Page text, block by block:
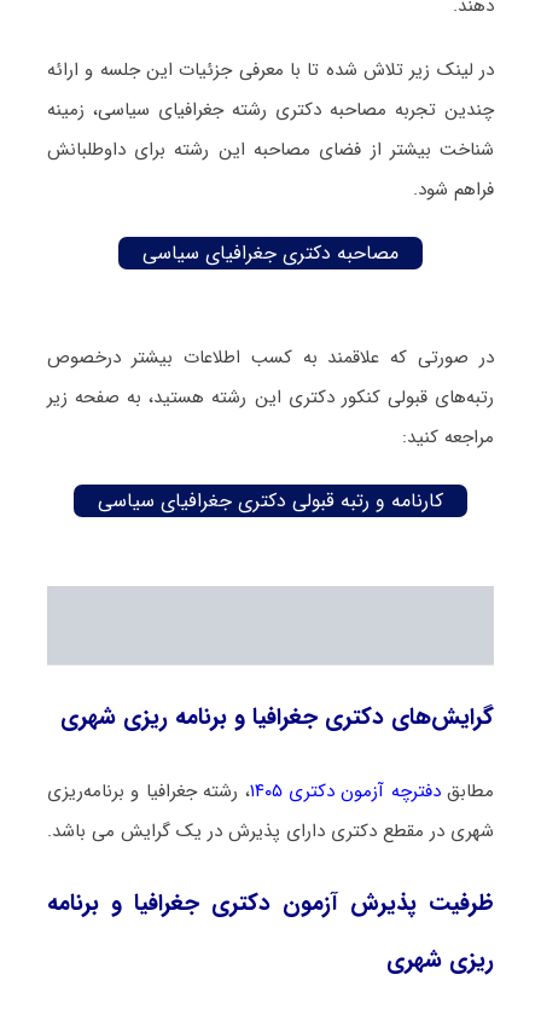
دهند.
در لینک زیر تلاش شده تا با معرفی جزئیات این جلسه و ارائه
چندین تجربه مصاحبه دکتری رشته جغرافیای سیاسی، زمینه
شناخت بیشتر از فضای مصاحبه این رشته برای داوطلبانش
فراهم شود.
مصاحبه دکتری جغرافیای سیاسی
در صورتی که علاقمند به کسب اطلاعات بیشتر درخصوص
رتبه‌های قبولی کنکور دکتری این رشته هستید، به صفحه زیر
مراجعه کنید:
کارنامه و رتبه قبولی دکتری جغرافیای سیاسی
گرایش‌های دکتری جغرافیا و برنامه ریزی شهری
مطابقدفترچه آزمون دکتری ۱۴۰۵
، رشته جغرافیا و برنامه‌ریزی
شهری در مقطع دکتری دارای پذیرش در یک گرایش می باشد.
ظرفیت پذیرش آزمون دکتری جغرافیا و برنامه
ریزی شهری